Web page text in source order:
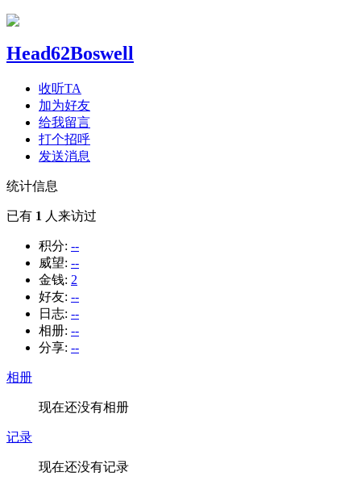
Head62Boswell
收听TA
加为好友
给我留言
打个招呼
发送消息
统计信息
已有 1 人来访过
积分: --
威望: --
金钱: 2
好友: --
日志: --
相册: --
分享: --
相册
现在还没有相册
记录
现在还没有记录